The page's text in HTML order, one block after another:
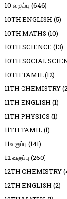
10 வகுப்பு (646)
10TH ENGLISH (5)
10TH MATHS (10)
10TH SCIENCE (13)
10TH SOCIAL
10TH TAMIL(12)
11TH CHEMISTRY
11TH ENGLISH (1)
11TH PHYSICS (1)
11TH TAMIL(1)
11வகுப்பு (141)
12 வகுப்பு (260)
12TH CHEMISTRY
12TH ENGLISH (2)